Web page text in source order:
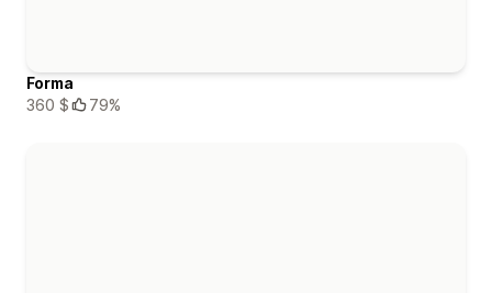
Forma
360 $
79%